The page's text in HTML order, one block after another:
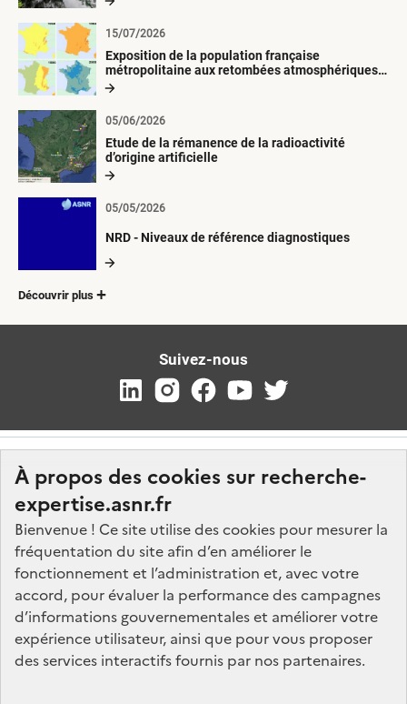
À propos des cookies sur recherche-
expertise.asnr.fr
Bienvenue ! Ce site utilise des cookies pour mesurer la
fréquentation du site afin d’en améliorer le
fonctionnement et l’administration et, avec votre
accord, pour évaluer la performance des campagnes
d’informations gouvernementales et améliorer votre
expérience utilisateur, ainsi que pour vous proposer
des services interactifs fournis par nos partenaires.
Exposition de la population française
métropolitaine aux retombées atmosphériques
radioactives depuis 1945
15/07/2026
Etude de la rémanence de la radioactivité
d’origine artificielle
05/06/2026
NRD - Niveaux de référence diagnostiques
05/05/2026
Découvrir plus
Suivez-nous
Nos marchés
Nos offres d'emploi
FAQ
Glossaire